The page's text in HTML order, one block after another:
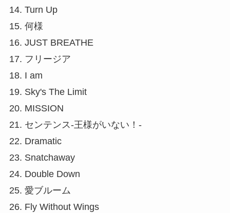
14. Turn Up
15. 何様
16. JUST BREATHE
17. フリージア
18. I am
19. Sky's The Limit
20. MISSION
21. センテンス-王様がいない！-
22. Dramatic
23. Snatchaway
24. Double Down
25. 愛ブルーム
26. Fly Without Wings